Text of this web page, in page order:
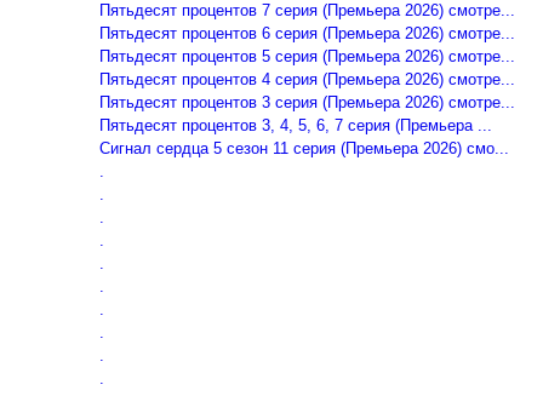
Пятьдесят процентов 7 серия (Премьера 2026) смотре...
Пятьдесят процентов 6 серия (Премьера 2026) смотре...
Пятьдесят процентов 5 серия (Премьера 2026) смотре...
Пятьдесят процентов 4 серия (Премьера 2026) смотре...
Пятьдесят процентов 3 серия (Премьера 2026) смотре...
Пятьдесят процентов 3, 4, 5, 6, 7 серия (Премьера ...
Сигнал сердца 5 сезон 11 серия (Премьера 2026) смо...
.
.
.
.
.
.
.
.
.
.